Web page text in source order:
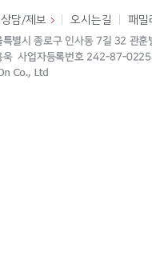
상담/제보 오시는길 패밀